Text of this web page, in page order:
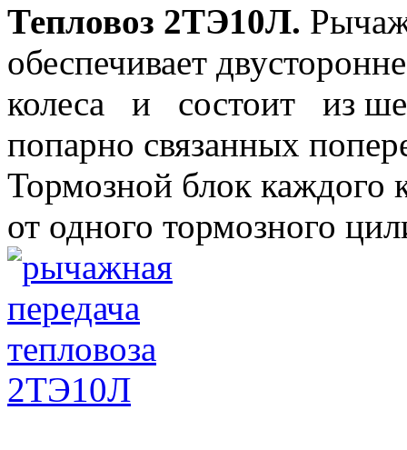
Тепловоз 2ТЭ10Л.
обеспечивает
колеса и состоит из
попарно связанных
Тормозной блок каждого
от одного тормозного